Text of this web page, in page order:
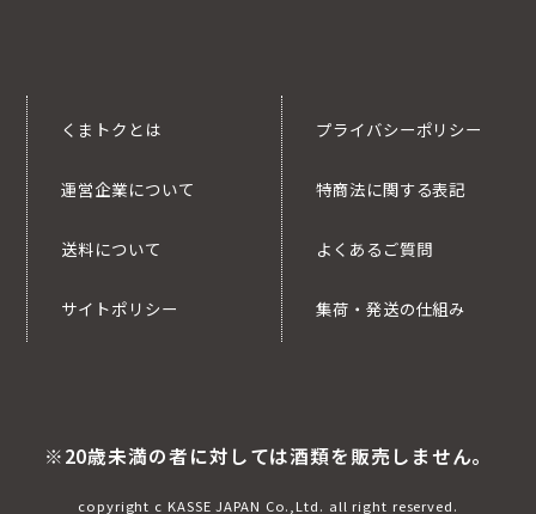
くまトクとは
運営企業について
送料について
サイトポリシー
プライバシーポリシー
特商法に関する表記
よくあるご質問
集荷・発送の仕組み
※20歳未満の者に対しては酒類を販売しません。
copyright c KASSE JAPAN Co.,Ltd. all right reserved.